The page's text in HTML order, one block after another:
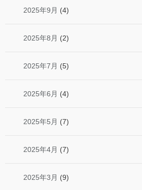
2025年9月 (4)
2025年8月 (2)
2025年7月 (5)
2025年6月 (4)
2025年5月 (7)
2025年4月 (7)
2025年3月 (9)